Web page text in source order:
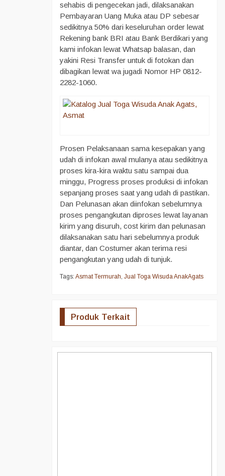
sehabis di pengecekan jadi, dilaksanakan
Pembayaran Uang Muka atau DP sebesar
sedikitnya 50% dari keseluruhan order lewat
Rekening bank BRI atau Bank Berdikari yang
kami infokan lewat Whatsap balasan, dan
yakini Resi Transfer untuk di fotokan dan
dibagikan lewat wa jugadi Nomor HP 0812-
2282-1060.
Prosen Pelaksanaan sama kesepakan yang
udah di infokan awal mulanya atau sedikitnya
proses kira-kira waktu satu sampai dua
minggu, Progress proses produksi di infokan
sepanjang proses saat yang udah di pastikan.
Dan Pelunasan akan diinfokan sebelumnya
proses pengangkutan diproses lewat layanan
kirim yang disuruh, cost kirim dan pelunasan
dilaksanakan satu hari sebelumnya produk
diantar, dan Costumer akan terima resi
pengangkutan yang udah di tunjuk.
Tags: Asmat Termurah, Jual Toga Wisuda AnakAgats
Produk Terkait